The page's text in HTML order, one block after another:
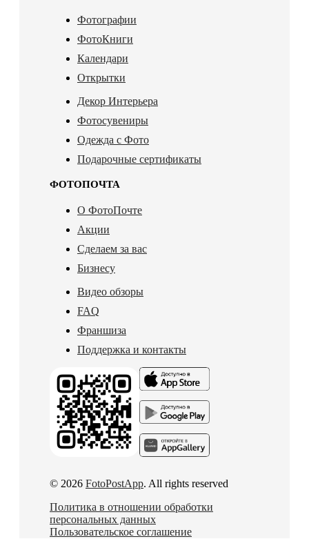
Фотографии
ФотоКниги
Календари
Открытки
Декор Интерьера
Фотосувениры
Одежда с Фото
Подарочные сертификаты
ФОТОПОЧТА
О ФотоПочте
Акции
Сделаем за вас
Бизнесу
Видео обзоры
FAQ
Франшиза
Поддержка и контакты
© 2026 FotoPostApp. All rights reserved
Политика в отношении обработки
персональных данных
Пользовательское соглашение